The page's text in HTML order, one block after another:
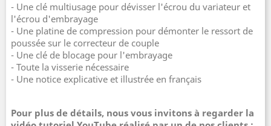
- Une clé multiusage pour dévisser l'écrou du variateur et
l'écrou d'embrayage
- Une platine de compression pour démonter le ressort de
poussée sur le correcteur de couple
- Une clé de blocage pour l'embrayage
- Toute la visserie nécessaire
- Une notice explicative et illustrée en français
Pour plus de détails, nous vous invitons à regarder la